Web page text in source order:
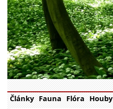
Články Fauna Flóra Houby